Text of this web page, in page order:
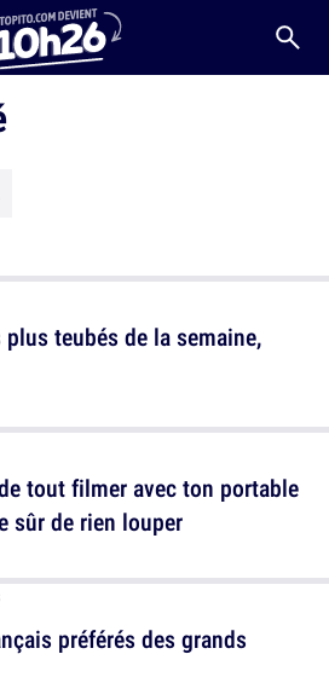
teubés de la semaine,
préférés des grands
tout filmer avec ton portable
sûr de rien louper